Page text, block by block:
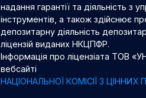
надання гарантії та діяльність з
інструментів, а також здійснює
депозитарну діяльність
ліцензій виданих НКЦПФР.
Інформація про ліцензіата ТОВ
вебсайті
НАЦІОНАЛЬНОЇ КОМІСІЇ З